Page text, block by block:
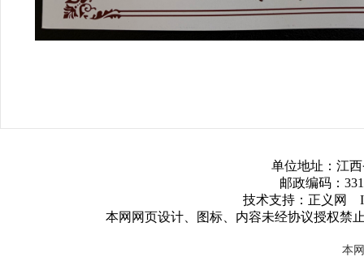
单位地址：江
邮政编码：
技术支持：正义网
本网网页设计、图标、内容未经协议授权禁
本